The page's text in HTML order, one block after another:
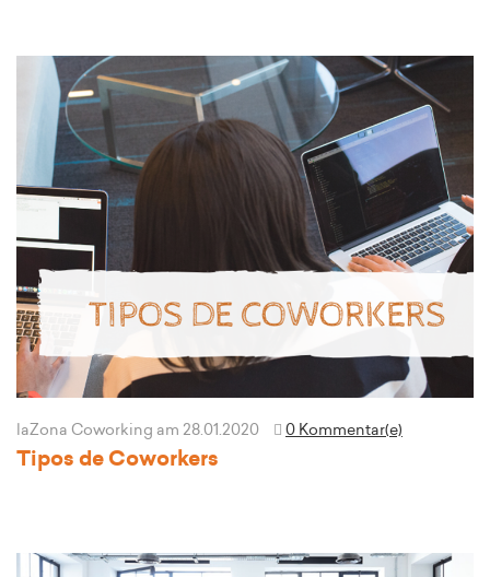
laZona Coworking am 28.01.2020 0 Kommentar(e)
Tipos de Coworkers